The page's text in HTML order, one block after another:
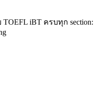
iBT ครบทุก section: